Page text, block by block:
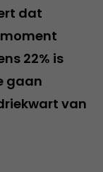
dat
22% is
gaan
van